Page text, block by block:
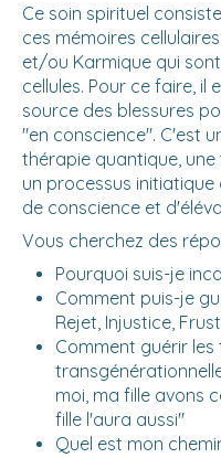
Ce soin spirituel
ces mémoires
et/ou Karmique qui
cellules. Pour ce faire, il
source des blessures
"en conscience". C'est
thérapie quantique, une
un processus initiatique
de conscience et
Vous cherchez des
Pourquoi suis-je
Comment puis-je
Rejet, Injustice,
Comment guérir
moi, ma fille avons
fille l'aura aussi"
Quel est mon